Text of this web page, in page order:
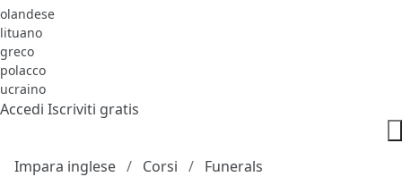
olandese
lituano
greco
polacco
ucraino
Accedi Iscriviti gratis
Impara inglese Corsi Funerals